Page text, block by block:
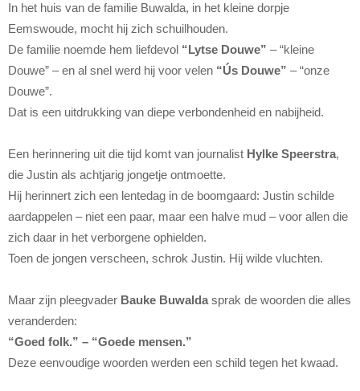
In het huis van de familie Buwalda, in het kleine dorpje
Eemswoude, mocht hij zich schuilhouden.
De familie noemde hem liefdevol “Lytse Douwe” – “kleine
Douwe” – en al snel werd hij voor velen “Ús Douwe” – “onze
Douwe”.
Dat is een uitdrukking van diepe verbondenheid en nabijheid.
Een herinnering uit die tijd komt van journalist Hylke Speerstra,
die Justin als achtjarig jongetje ontmoette.
Hij herinnert zich een lentedag in de boomgaard: Justin schilde
aardappelen – niet een paar, maar een halve mud – voor allen die
zich daar in het verborgene ophielden.
Toen de jongen verscheen, schrok Justin. Hij wilde vluchten.
Maar zijn pleegvader Bauke Buwalda sprak de woorden die alles
veranderden:
“Goed folk.” – “Goede mensen.”
Deze eenvoudige woorden werden een schild tegen het kwaad.